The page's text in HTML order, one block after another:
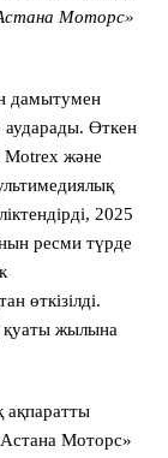
Моторс»
дамытумен
аударады. Өткен
Motrex және
2025
ресми түрде
өткізілді.
қуаты жылына
ақпаратты
Моторс»